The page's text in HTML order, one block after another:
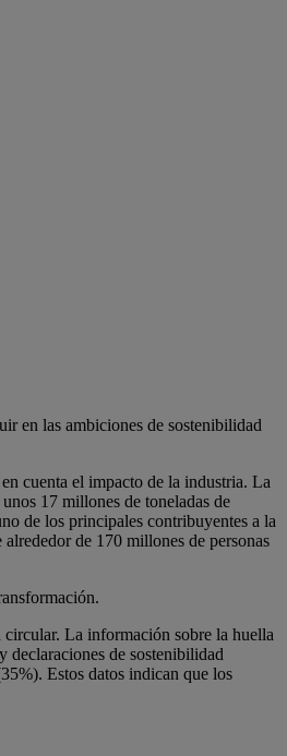
en las ambiciones de sostenibilidad
cuenta el impacto de la industria. La
17 millones de toneladas de
de los principales contribuyentes a la
de 170 millones de personas
La información sobre la huella
declaraciones de sostenibilidad
Estos datos indican que los